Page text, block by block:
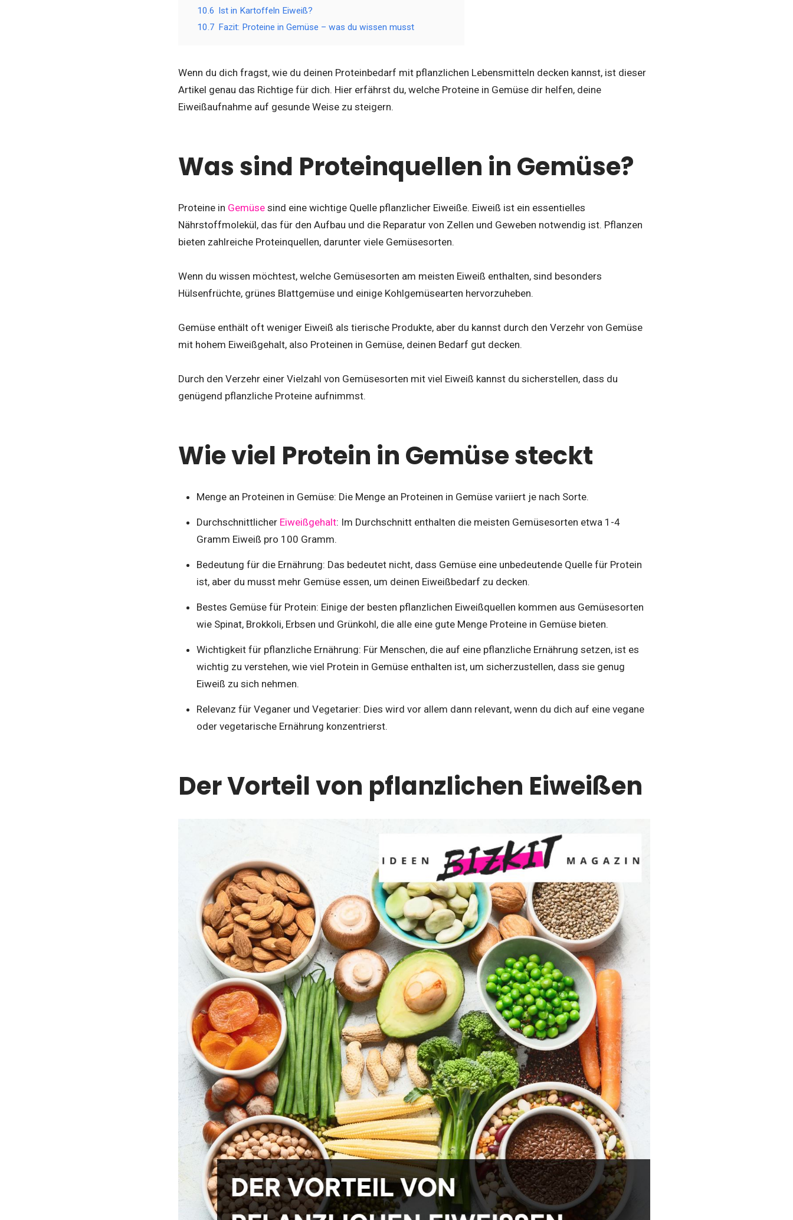
10.6 Ist in Kartoffeln Eiweiß?
10.7 Fazit: Proteine in Gemüse – was du wissen musst
Wenn du dich fragst, wie du deinen Proteinbedarf mit pflanzlichen Lebensmitteln decken kannst, ist dieser
Artikel genau das Richtige für dich. Hier erfährst du, welche Proteine in Gemüse dir helfen, deine
Eiweißaufnahme auf gesunde Weise zu steigern.
Was sind Proteinquellen in Gemüse?
Proteine in Gemüse sind eine wichtige Quelle pflanzlicher Eiweiße. Eiweiß ist ein essentielles
Nährstoffmolekül, das für den Aufbau und die Reparatur von Zellen und Geweben notwendig ist. Pflanzen
bieten zahlreiche Proteinquellen, darunter viele Gemüsesorten.
Wenn du wissen möchtest, welche Gemüsesorten am meisten Eiweiß enthalten, sind besonders
Hülsenfrüchte, grünes Blattgemüse und einige Kohlgemüsearten hervorzuheben.
Gemüse enthält oft weniger Eiweiß als tierische Produkte, aber du kannst durch den Verzehr von Gemüse
mit hohem Eiweißgehalt, also Proteinen in Gemüse, deinen Bedarf gut decken.
Durch den Verzehr einer Vielzahl von Gemüsesorten mit viel Eiweiß kannst du sicherstellen, dass du
genügend pflanzliche Proteine aufnimmst.
Wie viel Protein in Gemüse steckt
Menge an Proteinen in Gemüse: Die Menge an Proteinen in Gemüse variiert je nach Sorte.
Durchschnittlicher Eiweißgehalt: Im Durchschnitt enthalten die meisten Gemüsesorten etwa 1-4
Gramm Eiweiß pro 100 Gramm.
Bedeutung für die Ernährung: Das bedeutet nicht, dass Gemüse eine unbedeutende Quelle für Protein
ist, aber du musst mehr Gemüse essen, um deinen Eiweißbedarf zu decken.
Bestes Gemüse für Protein: Einige der besten pflanzlichen Eiweißquellen kommen aus Gemüsesorten
wie Spinat, Brokkoli, Erbsen und Grünkohl, die alle eine gute Menge Proteine in Gemüse bieten.
Wichtigkeit für pflanzliche Ernährung: Für Menschen, die auf eine pflanzliche Ernährung setzen, ist es
wichtig zu verstehen, wie viel Protein in Gemüse enthalten ist, um sicherzustellen, dass sie genug
Eiweiß zu sich nehmen.
Relevanz für Veganer und Vegetarier: Dies wird vor allem dann relevant, wenn du dich auf eine vegane
oder vegetarische Ernährung konzentrierst.
Der Vorteil von pflanzlichen Eiweißen